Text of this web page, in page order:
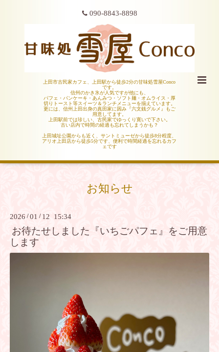
090-8843-8898
上田市古民家カフェ、上田駅から徒歩2分の甘味処雪屋Conco
です。
信州のかき氷が人気ですが他にも、
パフェ・パンケーキ・あんみつ・ソフト麺・オムライス・厚
切りトースト等スイーツ＆ランチメニューを揃えています。
更には、信州上田出身の真田家に因み『六文銭グルメ』もご
用意してます。
上田駅前では珍しい、古民家でゆっくり寛いで下さい。
古い店内で時間の経過も忘れてしまうかも？
上田城址公園からも近く、サントミューゼから徒歩8分程度、
アリオ上田店から徒歩5分です、便利で時間経過を忘れるカフ
ェです
お知らせ
2026 /01 / 12 15:34
お待たせしました『いちごパフェ』をご用意
します